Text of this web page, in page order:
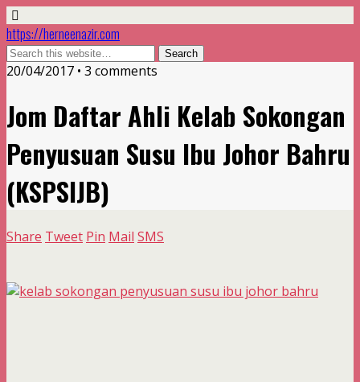
https://herneenazir.com
20/04/2017 • 3 comments
Jom Daftar Ahli Kelab Sokongan
Penyusuan Susu Ibu Johor Bahru
(KSPSIJB)
Share Tweet Pin Mail SMS